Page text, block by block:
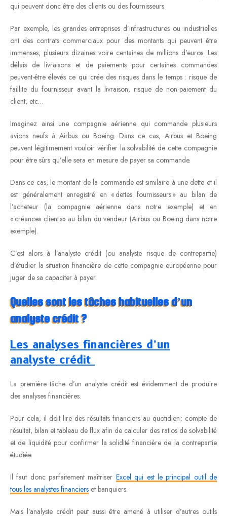
qui peuvent donc être des clients ou des fournisseurs.
Par exemple, les grandes entreprises d’infrastructures ou industrielles
ont des contrats commerciaux pour des montants qui peuvent être
immenses, plusieurs dizaines voire centaines de millions d’euros. Les
délais de livraisons et de paiements pour certaines commandes
peuvent-être élevés ce qui crée des risques dans le temps : risque de
faillite du fournisseur avant la livraison, risque de non-paiement du
client, etc…
Imaginez ainsi une compagnie aérienne qui commande plusieurs
avions neufs à Airbus ou Boeing. Dans ce cas, Airbus et Boeing
peuvent légitimement vouloir vérifier la solvabilité de cette compagnie
pour être sûrs qu’elle sera en mesure de payer sa commande.
Dans ce cas, le montant de la commande est similaire à une dette et il
est généralement enregistré en « dettes fournisseurs » au bilan de
l’acheteur (la compagnie aérienne dans notre exemple) et en
« créances client s» au bilan du vendeur (Airbus ou Boeing dans notre
exemple).
C’est alors à l’analyste crédit (ou analyste risque de contrepartie)
d’étudier la situation financière de cette compagnie européenne pour
juger de sa capaciter à payer.
Quelles sont les tâches habituelles d’un
analyste crédit ?
Les analyses financières d’un
analyste crédit
La première tâche d’un analyste crédit est évidemment de produire
des analyses financières.
Pour cela, il doit lire des résultats financiers au quotidien : compte de
résultat, bilan et tableau de flux afin de calculer des ratios de solvabilité
et de liquidité pour confirmer la solidité financière de la contrepartie
étudiée.
Il faut donc parfaitement maîtriser Excel qui est le principal outil de
tous les analystes financiers et banquiers.
Mais l’analyste crédit peut aussi être amené à utiliser d’autres outils